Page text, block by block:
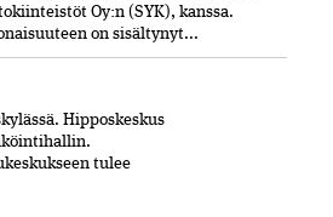
Oy:n (SYK), kanssa.
on sisältynyt...
Hipposkeskus
tulee